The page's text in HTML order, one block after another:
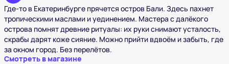
Где-то в Екатеринбурге прячется остров Бали. Здесь пахнет
тропическими маслами и уединением. Мастера с далёкого
острова помнят древние ритуалы: их руки снимают усталость,
скрабы дарят коже сияние. Можно прийти вдвоём и забыть, где
за окном город. Без перелётов.
Смотреть в магазине